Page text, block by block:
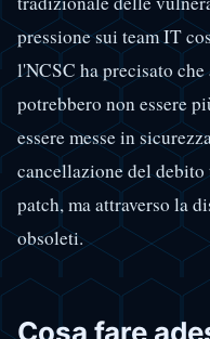
pressione sui team IT
l'NCSC ha precisato
potrebbero non essere
essere messe in
cancellazione del
patch, ma attraverso la
obsoleti.
Cosa fare